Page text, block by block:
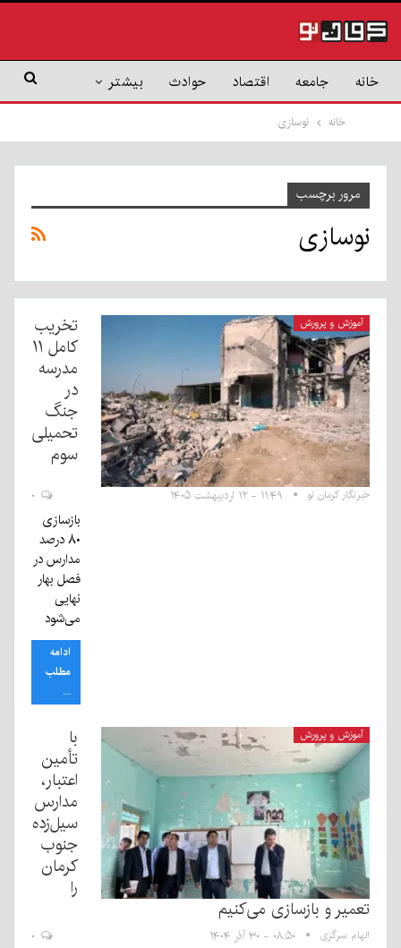
خانه جامعه اقتصاد حوادث بیشتر
خانه نوسازی
مرور برچسب
نوسازی
آموزش و پرورش
تخریب
کامل ۱۱
مدرسه
در
جنگ
تحمیلی
سوم
خبرنگار کرمان نو ۱۱:۴۹ - ۱۲ اردیبهشت ۱۴۰۵
بازسازی
۸۰ درصد
مدارس در
فصل بهار
نهایی
می‌شود
ادامه
مطلب
...
آموزش و پرورش
با
تأمین
اعتبار،
مدارس
سیل‌زده
جنوب
کرمان
را
تعمیر و بازسازی می‌کنیم
الهام سرگزی ۰۸:۵۰ - ۳۰ آذر ۱۴۰۴